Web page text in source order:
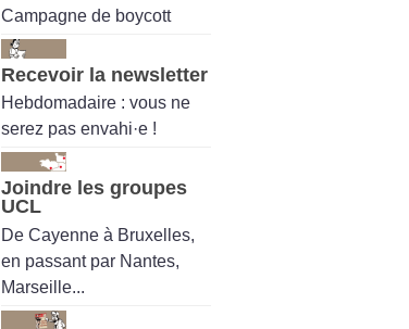
Campagne de boycott
Recevoir la newsletter
Hebdomadaire : vous ne
serez pas envahi·e !
Joindre les groupes
UCL
De Cayenne à Bruxelles,
en passant par Nantes,
Marseille...